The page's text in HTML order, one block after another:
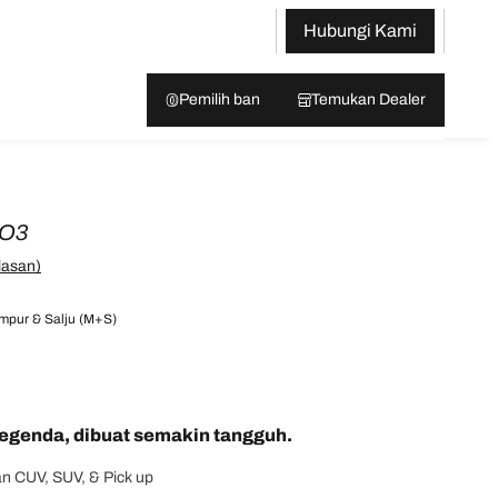
Hubungi Kami
Pemilih ban Temukan Dealer
& Salju (M+S)
dibuat semakin tangguh.
CUV, SUV, & Pick up